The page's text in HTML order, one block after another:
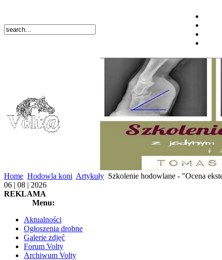
Home Hodowla koni Artykuły Szkolenie hodowlane - "Ocena
06 | 08 | 2026
REKLAMA
Menu:
Aktualności
Ogłoszenia drobne
Galerie zdjęć
Forum Volty
Archiwum Volty